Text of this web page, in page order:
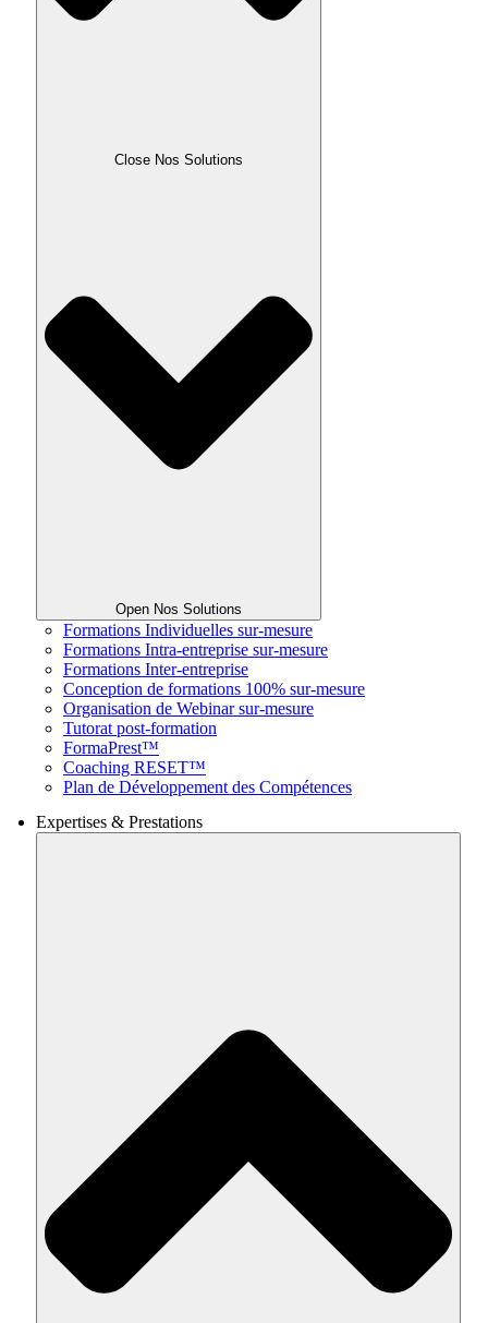
Close Nos Solutions
Open Nos Solutions
Formations Individuelles sur-mesure
Formations Intra-entreprise sur-mesure
Formations Inter-entreprise
Conception de formations 100% sur-mesure
Organisation de Webinar sur-mesure
Tutorat post-formation
FormaPrest™
Coaching RESET™
Plan de Développement des Compétences
Expertises & Prestations